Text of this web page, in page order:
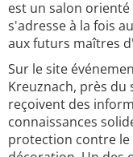
est un salon
s'adresse à la fois
aux futurs maîtres
Sur le site
Kreuznach, près du
reçoivent des
connaissances
protection contre